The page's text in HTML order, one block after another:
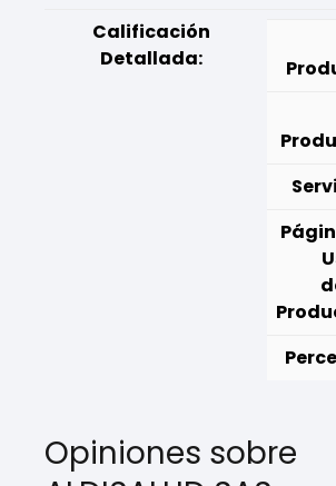
Calificación
Detallada:
Opiniones sobre